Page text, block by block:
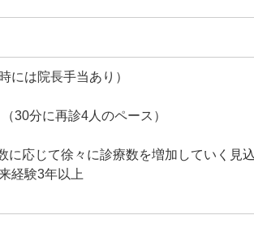
には院長手当あり）
30分に再診4人のペース）
応じて徐々に診療数を増加していく見込
経験3年以上